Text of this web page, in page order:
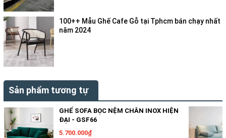
100++ Mẫu Ghế Cafe Gỗ tại Tphcm bán chạy nhất
năm 2024
Sản phẩm tương tự
GHẾ SOFA BỌC NỆM CHÂN INOX HIỆN
ĐẠI - GSF66
5.700.000₫